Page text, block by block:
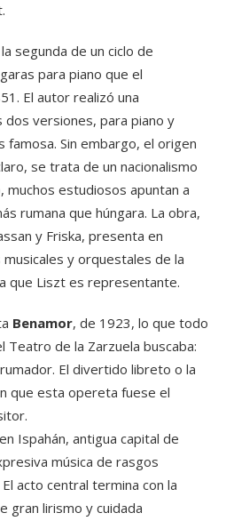
segunda de un ciclo de
para piano que el
El autor realizó una
versiones, para piano y
famosa. Sin embargo, el origen
se trata de un nacionalismo
muchos estudiosos apuntan a
rumana que húngara. La obra,
y Friska, presenta en
y orquestales de la
que Liszt es representante.
Benamor, de 1923, lo que todo
de la Zarzuela buscaba:
El divertido libreto o la
que esta opereta fuese el
Ispahán, antigua capital de
música de rasgos
acto central termina con la
gran lirismo y cuidada